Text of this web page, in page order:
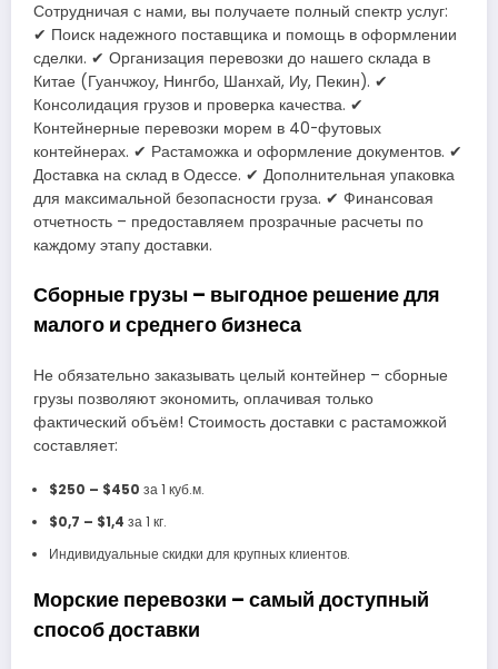
Сотрудничая с нами, вы получаете полный спектр услуг:
✔ Поиск надежного поставщика и помощь в оформлении
сделки. ✔ Организация перевозки до нашего склада в
Китае (Гуанчжоу, Нингбо, Шанхай, Иу, Пекин). ✔
Консолидация грузов и проверка качества. ✔
Контейнерные перевозки морем в 40-футовых
контейнерах. ✔ Растаможка и оформление документов. ✔
Доставка на склад в Одессе. ✔ Дополнительная упаковка
для максимальной безопасности груза. ✔ Финансовая
отчетность – предоставляем прозрачные расчеты по
каждому этапу доставки.
Сборные грузы – выгодное решение для
малого и среднего бизнеса
Не обязательно заказывать целый контейнер – сборные
грузы позволяют экономить, оплачивая только
фактический объём! Стоимость доставки с растаможкой
составляет:
$250 – $450 за 1 куб.м.
$0,7 – $1,4 за 1 кг.
Индивидуальные скидки для крупных клиентов.
Морские перевозки – самый доступный
способ доставки